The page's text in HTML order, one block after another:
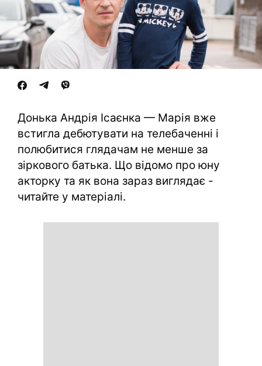
Донька Андрія Ісаєнка — Марія вже
встигла дебютувати на телебаченні і
полюбитися глядачам не менше за
зіркового батька. Що відомо про юну
акторку та як вона зараз виглядає -
читайте у матеріалі.